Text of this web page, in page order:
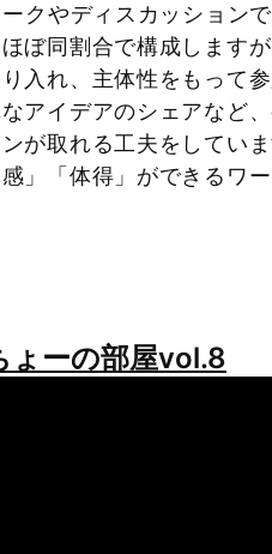
ークやディスカッショ
ぼ同割合で構成します
入れ、主体性をもって参
なアイデアのシェアな
が取れる工夫をしていま
」「体得」ができるワ
ーの部屋vol.8